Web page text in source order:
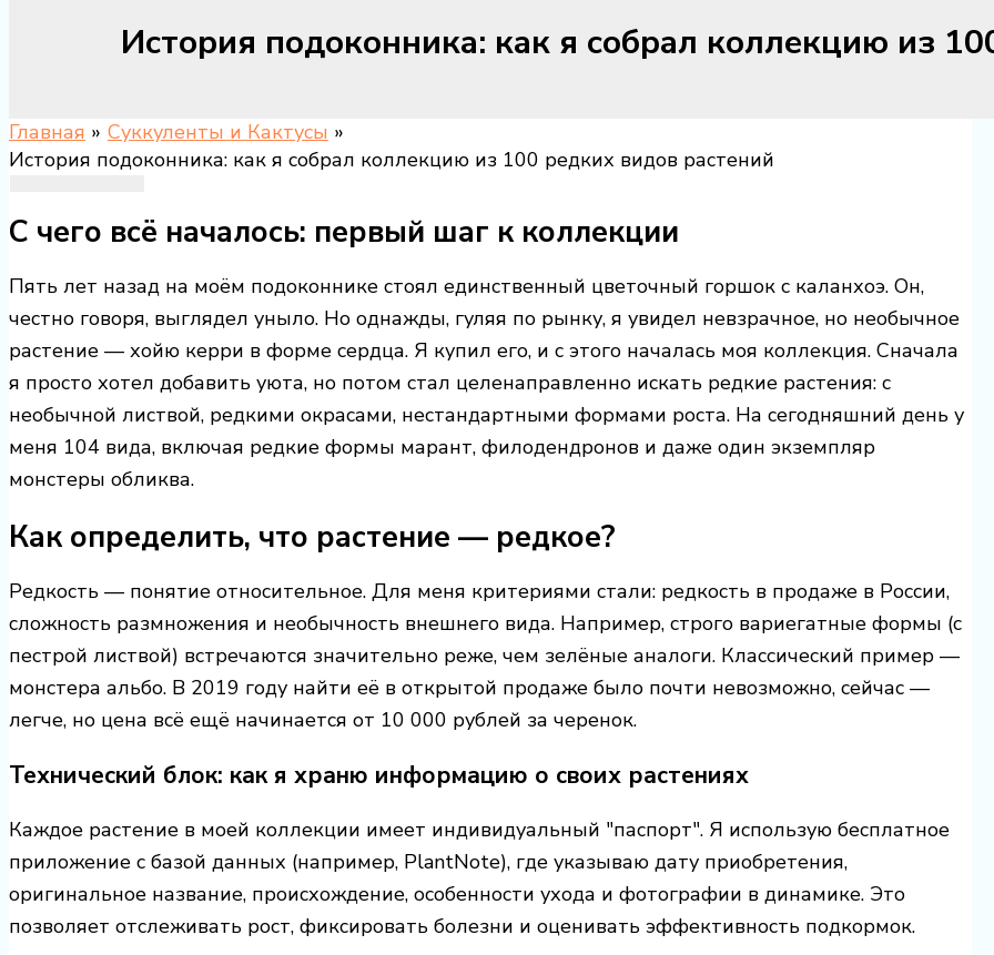
История подоконника: как я собрал коллекцию из
Главная
Суккуленты и Кактусы
История подоконника: как я собрал коллекцию из 100 редких видов растений
С чего всё началось: первый шаг к коллекции
Пять лет назад на моём подоконнике стоял единственный цветочный горшок с каланхоэ. Он,
честно говоря, выглядел уныло. Но однажды, гуляя по рынку, я увидел невзрачное, но необычное
растение — хойю керри в форме сердца. Я купил его, и с этого началась моя коллекция. Сначала
я просто хотел добавить уюта, но потом стал целенаправленно искать редкие растения: с
необычной листвой, редкими окрасами, нестандартными формами роста. На сегодняшний день у
меня 104 вида, включая редкие формы марант, филодендронов и даже один экземпляр
монстеры обликва.
Как определить, что растение — редкое?
Редкость — понятие относительное. Для меня критериями стали: редкость в продаже в России,
сложность размножения и необычность внешнего вида. Например, строго вариегатные формы (с
пестрой листвой) встречаются значительно реже, чем зелёные аналоги. Классический пример —
монстера альбо. В 2019 году найти её в открытой продаже было почти невозможно, сейчас —
легче, но цена всё ещё начинается от 10 000 рублей за черенок.
Технический блок: как я храню информацию о своих растениях
Каждое растение в моей коллекции имеет индивидуальный "паспорт". Я использую бесплатное
приложение с базой данных (например, PlantNote), где указываю дату приобретения,
оригинальное название, происхождение, особенности ухода и фотографии в динамике. Это
позволяет отслеживать рост, фиксировать болезни и оценивать эффективность подкормок.